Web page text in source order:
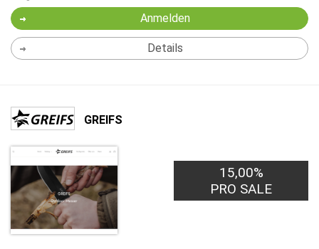
Anmelden
Details
GREIFS
15,00%
PRO SALE